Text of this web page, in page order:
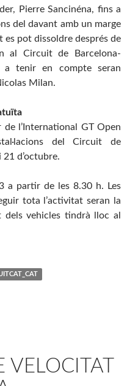
Pierre Sancinéna, fins a
del davant amb un marge
pot dissoldre després de
al Circuit de Barcelona-
a tenir en compte seran
Milan.
l’International GT Open
del Circuit de
d’octubre.
3 a partir de les 8.30 h. Les
tota l’activitat seran la
dels vehicles tindrà lloc al
VELOCITAT